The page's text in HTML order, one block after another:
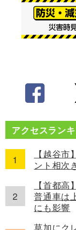
アクセスラン
【越谷
ント相
【首都
普通車は
にも影響
草加にク